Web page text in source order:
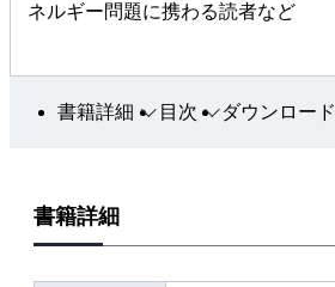
ネルギー問題に携わる読者など
書籍詳細 目次 ダウンロード
書籍詳細